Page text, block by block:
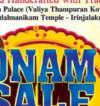
ട്യുണീഷ്യൻ ചിത്രം ” ദി
ഓഫ് ഹിന്ദ് റജബ് ”
ഫിലിം സൊസൈറ്റി
വെള്ളിയാഴ്ച സ്‌ക്രീൻ